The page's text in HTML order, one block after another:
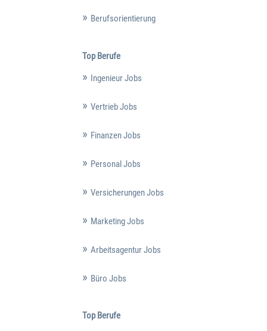
Berufsorientierung
Top Berufe
Ingenieur Jobs
Vertrieb Jobs
Finanzen Jobs
Personal Jobs
Versicherungen Jobs
Marketing Jobs
Arbeitsagentur Jobs
Büro Jobs
Top Berufe